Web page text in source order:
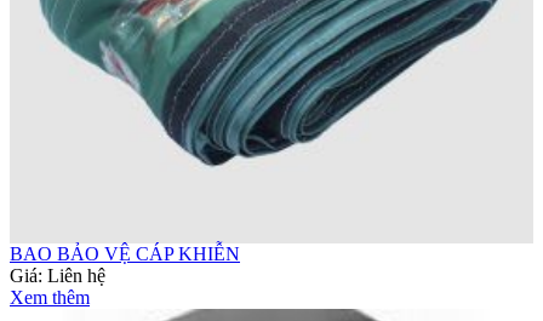
BAO BẢO VỆ CÁP KHIỄN
Giá: Liên hệ
Xem thêm